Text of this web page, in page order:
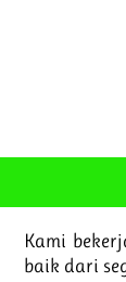
Kami
baik dari